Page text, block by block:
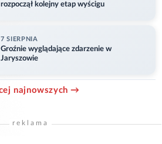
rozpoczął kolejny etap wyścigu
7 SIERPNIA
Groźnie wyglądające zdarzenie w
Jaryszowie
najnowszych →
reklama